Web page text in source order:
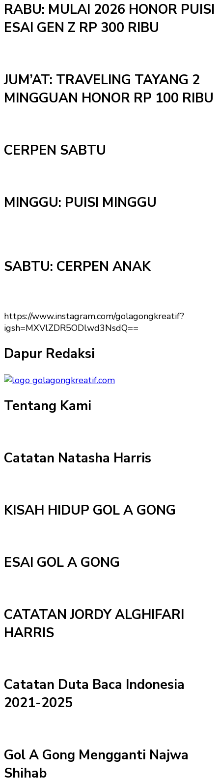
RABU: MULAI 2026 HONOR PUISI
ESAI GEN Z RP 300 RIBU
JUM’AT: TRAVELING TAYANG 2
MINGGUAN HONOR RP 100 RIBU
CERPEN SABTU
MINGGU: PUISI MINGGU
SABTU: CERPEN ANAK
https://www.instagram.com/golagongkreatif?
igsh=MXVlZDR5ODlwd3NsdQ==
Dapur Redaksi
Tentang Kami
Catatan Natasha Harris
KISAH HIDUP GOL A GONG
ESAI GOL A GONG
CATATAN JORDY ALGHIFARI
HARRIS
Catatan Duta Baca Indonesia
2021-2025
Gol A Gong Mengganti Najwa
Shihab